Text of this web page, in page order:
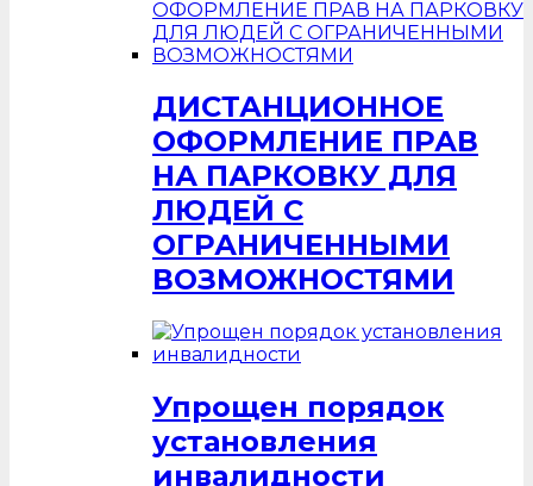
ДИСТАНЦИОННОЕ
ОФОРМЛЕНИЕ ПРАВ
НА ПАРКОВКУ ДЛЯ
ЛЮДЕЙ С
ОГРАНИЧЕННЫМИ
ВОЗМОЖНОСТЯМИ
Упрощен порядок
установления
инвалидности